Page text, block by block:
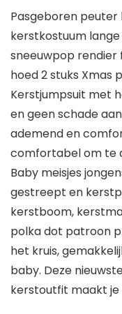
Pasgeboren peuter
kerstkostuum
sneeuwpop
hoed 2 stuks Xmas
Kerstjumpsuit met
en geen schade
ademend en
comfortabel om te
Baby meisjes
gestreept en
kerstboom,
polka dot patroon
het kruis,
baby. Deze
kerstoutfit maakt